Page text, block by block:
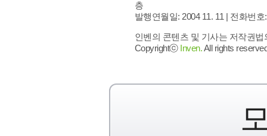
층
발행연월일: 2004 11. 11 | 전화번호
인벤의 콘텐츠 및 기사는 저작권
Copyrightⓒ Inven.All rights